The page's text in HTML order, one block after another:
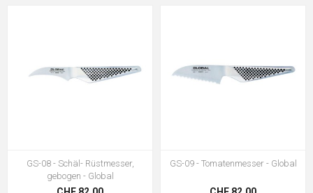
GS-08 - Schäl- Rüstmesser,
gebogen - Global
GS-09 - Tomatenmesser - Global